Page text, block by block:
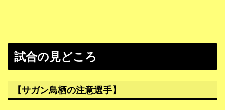
試合の見どころ
【サガン鳥栖の注意選手】